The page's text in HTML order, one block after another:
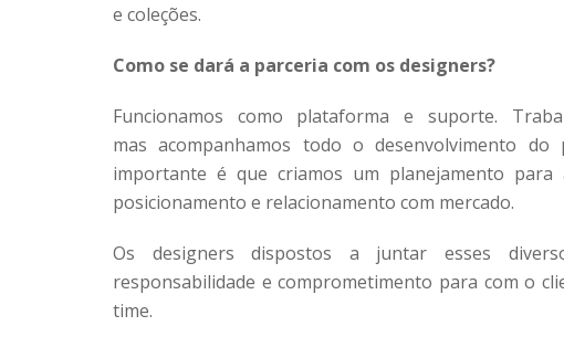
e coleções.
Como se dará a parceria com os designers?
Funcionamos como plataforma e suporte.
mas acompanhamos todo o desenvolvimento
importante é que criamos um planejamento
posicionamento e relacionamento com mercado.
Os designers dispostos a juntar esses
responsabilidade e comprometimento para com o
time.